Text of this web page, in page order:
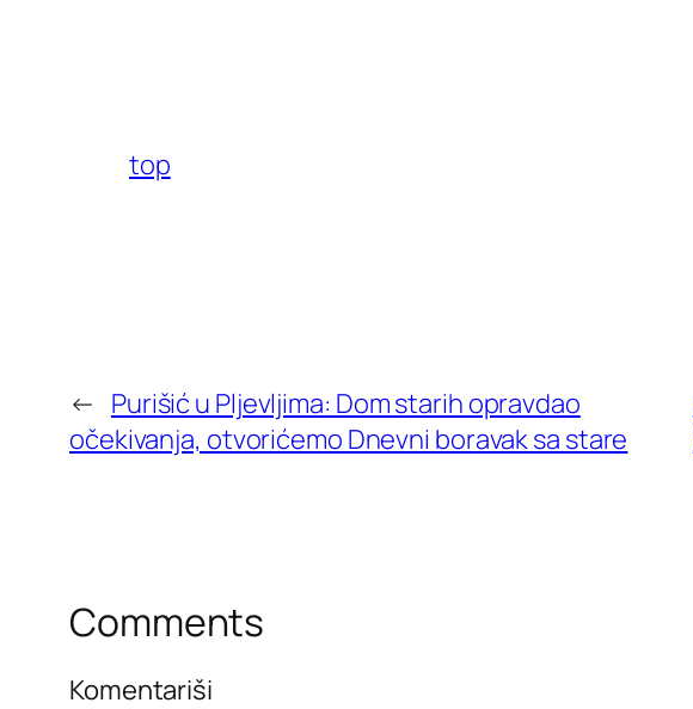
top
← Purišić u Pljevljima: Dom starih opravdao
očekivanja, otvorićemo Dnevni boravak sa stare
Comments
Komentariši